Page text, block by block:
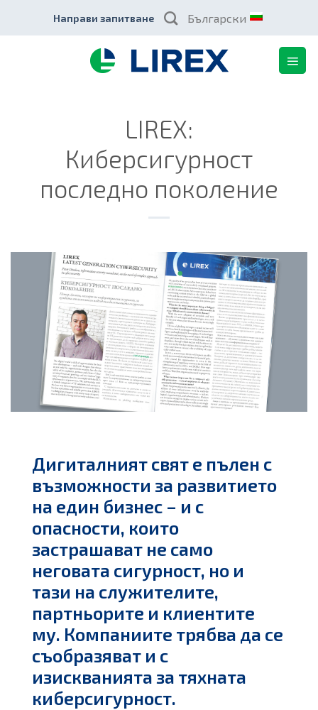
content
Направи запитване Български
LIREX:
Киберсигурност
последно поколение
Дигиталният свят е пълен с
възможности за развитието
на един бизнес – и с
опасности, които
застрашават не само
неговата сигурност, но и
тази на служителите,
партньорите и клиентите
му. Компаниите трябва да се
съобразяват и с
изискванията за тяхната
киберсигурност.